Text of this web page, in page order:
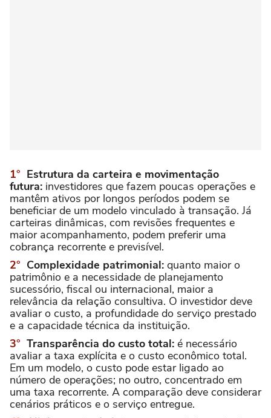
Estrutura da carteira e movimentação
futura: investidores que fazem poucas operações e
mantêm ativos por longos períodos podem se
beneficiar de um modelo vinculado à transação. Já
carteiras dinâmicas, com revisões frequentes e
maior acompanhamento, podem preferir uma
cobrança recorrente e previsível.
Complexidade patrimonial: quanto maior o
patrimônio e a necessidade de planejamento
sucessório, fiscal ou internacional, maior a
relevância da relação consultiva. O investidor deve
avaliar o custo, a profundidade do serviço prestado
e a capacidade técnica da instituição.
Transparência do custo total: é necessário
avaliar a taxa explícita e o custo econômico total.
Em um modelo, o custo pode estar ligado ao
número de operações; no outro, concentrado em
uma taxa recorrente. A comparação deve considerar
cenários práticos e o serviço entregue.